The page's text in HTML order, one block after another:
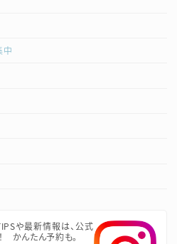
中
や最新情報は、公式
かんたん予約も。